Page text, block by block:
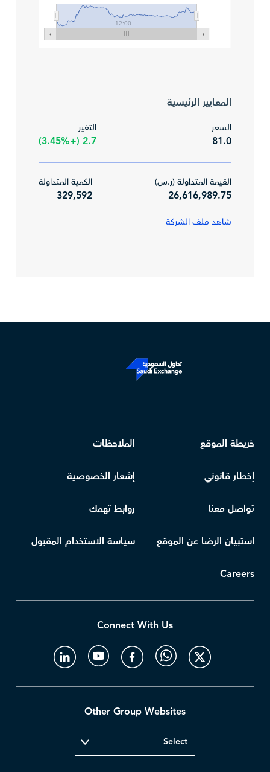
12:00
المعايير الرئيسية
السعر
81.0
التغير
2.7 (+3.45%)
القيمة المتداولة (ر.س)
26,616,989.75
الكمية المتداولة
329,592
شاهد ملف الشركة
خريطة الموقع الملاحظات
إخطار قانوني إشعار الخصوصية
تواصل معنا روابط تهمك
استبيان الرضا عن الموقع سياسة الاستخدام المقبول
Careers
Connect With Us
Other Group Websites